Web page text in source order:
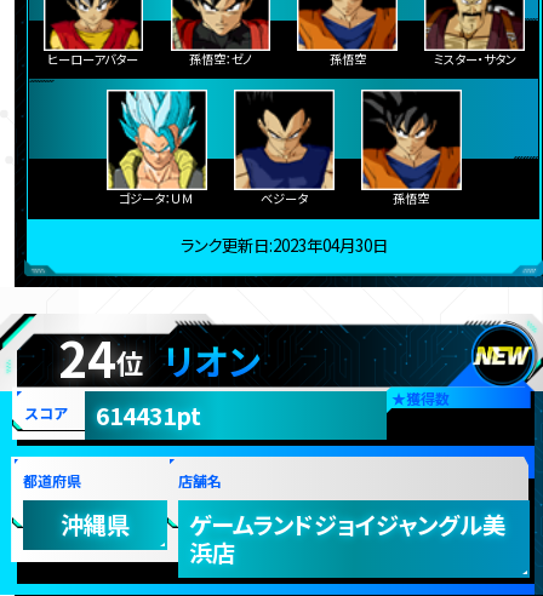
ヒーローアバター 孫悟空：ゼノ 孫悟空 ミスター・サタン
ゴジータ：ＵＭ ベジータ 孫悟空
ランク更新日:2023年04月30日
24位 リオン
★獲得数
スコア 614431pt
都道府県
沖縄県
店舗名
ゲームランドジョイジャングル美
浜店